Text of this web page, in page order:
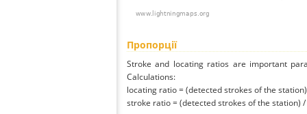
Пропорції
Stroke and locating ratios are important
Calculations:
locating ratio = (detected strokes of the
stroke ratio = (detected strokes of the station)